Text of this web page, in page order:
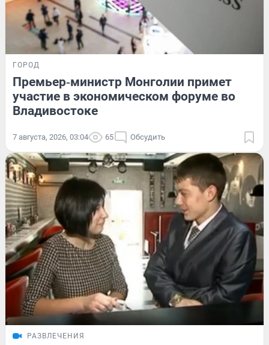
ГОРОД
Премьер‑министр Монголии примет
участие в экономическом форуме во
Владивостоке
7 августа, 2026, 03:04 65 Обсудить
РАЗВЛЕЧЕНИЯ